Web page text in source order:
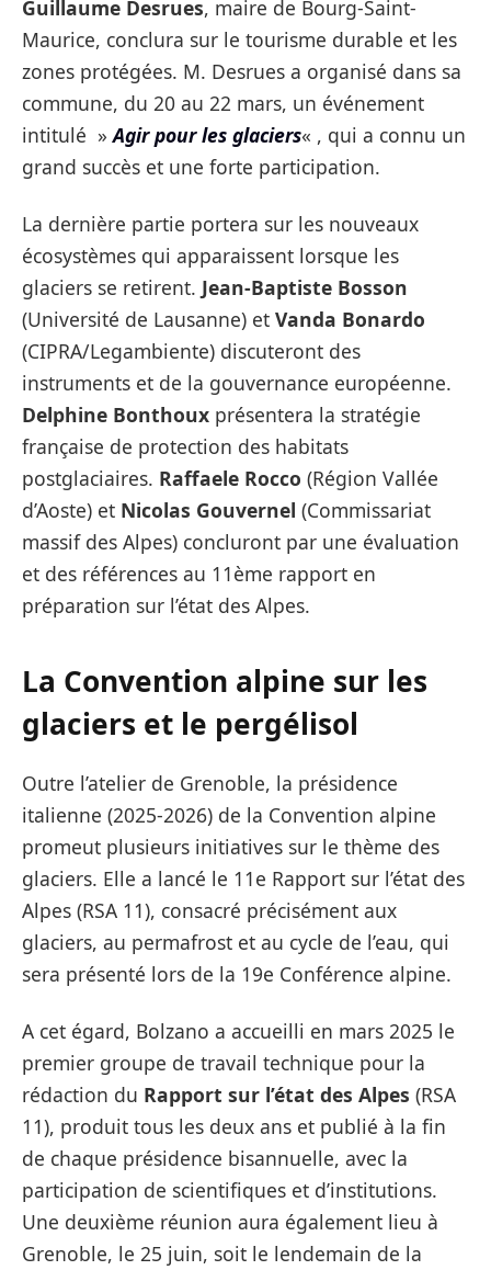
Guillaume Desrues, maire de Bourg-Saint-
Maurice, conclura sur le tourisme durable et les
zones protégées. M. Desrues a organisé dans sa
commune, du 20 au 22 mars, un événement
intitulé »Agir pour les glaciers« , qui a connu un
grand succès et une forte participation.
La dernière partie portera sur les nouveaux
écosystèmes qui apparaissent lorsque les
glaciers se retirent. Jean-Baptiste Bosson
(Université de Lausanne) et Vanda Bonardo
(CIPRA/Legambiente) discuteront des
instruments et de la gouvernance européenne.
Delphine Bonthoux présentera la stratégie
française de protection des habitats
postglaciaires. Raffaele Rocco (Région Vallée
d’Aoste) et Nicolas Gouvernel (Commissariat
massif des Alpes) concluront par une évaluation
et des références au 11ème rapport en
préparation sur l’état des Alpes.
La Convention alpine sur les
glaciers et le pergélisol
Outre l’atelier de Grenoble, la présidence
italienne (2025-2026) de la Convention alpine
promeut plusieurs initiatives sur le thème des
glaciers. Elle a lancé le 11e Rapport sur l’état des
Alpes (RSA 11), consacré précisément aux
glaciers, au permafrost et au cycle de l’eau, qui
sera présenté lors de la 19e Conférence alpine.
A cet égard, Bolzano a accueilli en mars 2025 le
premier groupe de travail technique pour la
rédaction du Rapport sur l’état des Alpes (RSA
11), produit tous les deux ans et publié à la fin
de chaque présidence bisannuelle, avec la
participation de scientifiques et d’institutions.
Une deuxième réunion aura également lieu à
Grenoble, le 25 juin, soit le lendemain de la